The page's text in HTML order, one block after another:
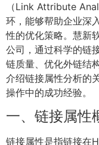
（Link Attribute
环，能够帮助企业深
性的优化策略。慧新
公司，通过科学的链
链质量、优化外链结
介绍链接属性分析的
操作中的成功经验。
一、链接属性
链接属性是指链接在